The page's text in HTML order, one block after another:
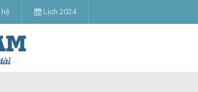
hệ Lịch 2024